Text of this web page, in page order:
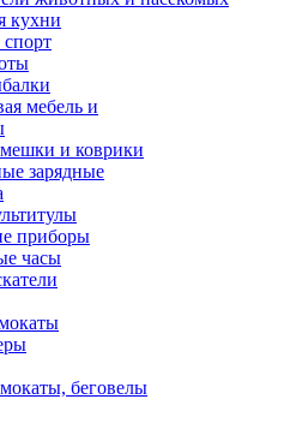
кухни
мебель и
и коврики
зарядные
приборы
часы
беговелы